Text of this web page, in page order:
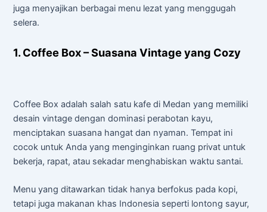
juga menyajikan berbagai menu lezat yang menggugah
selera.
1. Coffee Box – Suasana Vintage yang Cozy
Coffee Box adalah salah satu kafe di Medan yang memiliki
desain vintage dengan dominasi perabotan kayu,
menciptakan suasana hangat dan nyaman. Tempat ini
cocok untuk Anda yang menginginkan ruang privat untuk
bekerja, rapat, atau sekadar menghabiskan waktu santai.
Menu yang ditawarkan tidak hanya berfokus pada kopi,
tetapi juga makanan khas Indonesia seperti lontong sayur,